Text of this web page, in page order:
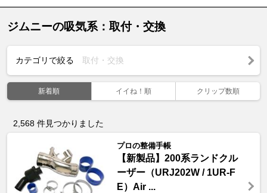
ジムニーの吸気系：取付・交換
カテゴリで絞る 取付・交換
新着順 イイね！順 クリップ数順
2,568 件見つかりました
プロの整備手帳
【新製品】200系ランドクル
ーザー（URJ202W / 1UR-F
E）Air ...